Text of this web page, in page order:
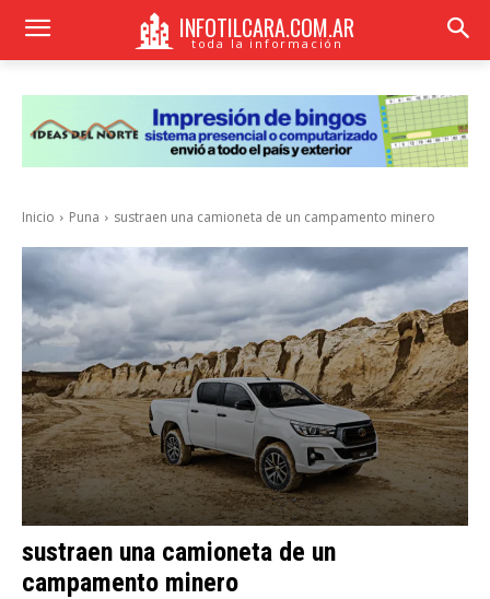
INFOTILCARA.COM.AR
toda la información
Inicio Puna sustraen una camioneta de un campamento minero
sustraen una camioneta de un
campamento minero